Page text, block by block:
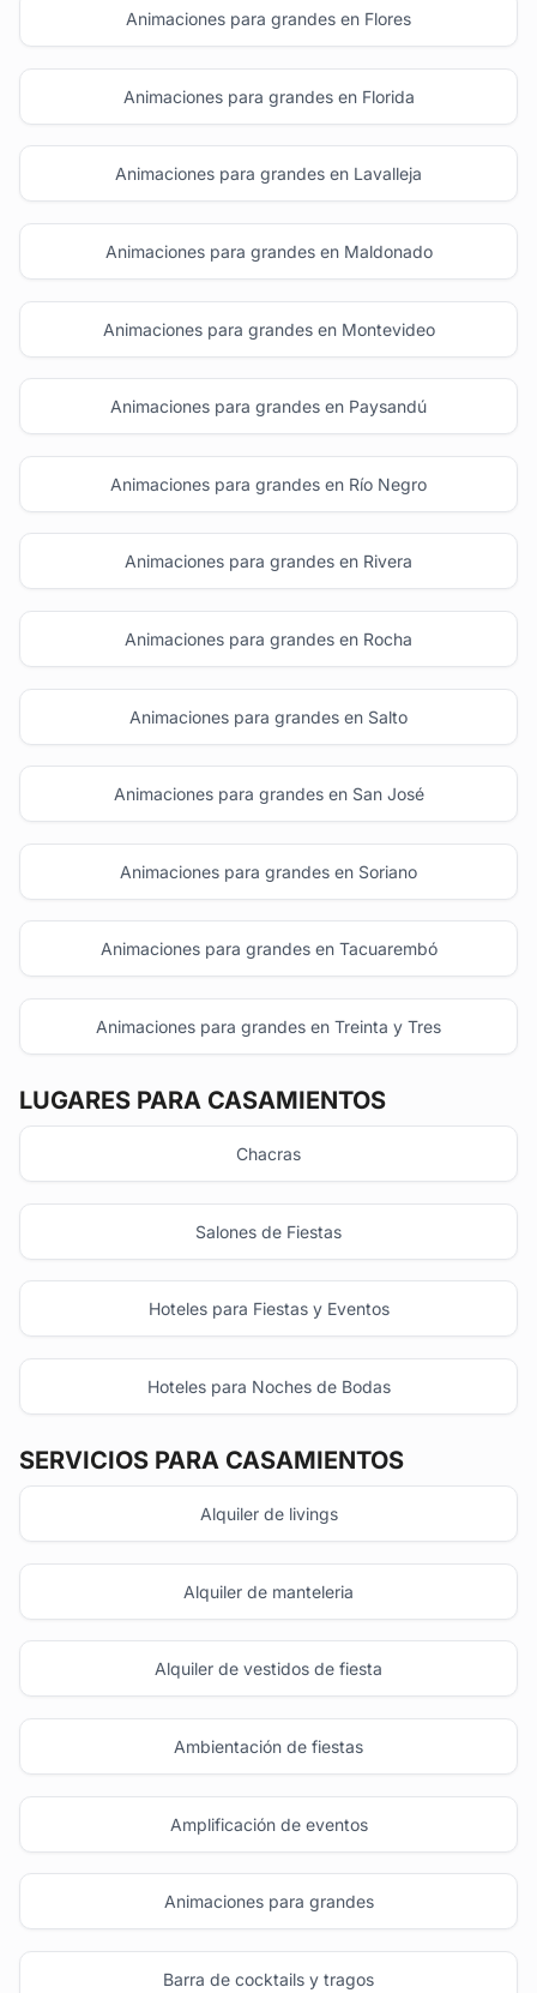
Animaciones para grandes en Flores
Animaciones para grandes en Florida
Animaciones para grandes en Lavalleja
Animaciones para grandes en Maldonado
Animaciones para grandes en Montevideo
Animaciones para grandes en Paysandú
Animaciones para grandes en Río Negro
Animaciones para grandes en Rivera
Animaciones para grandes en Rocha
Animaciones para grandes en Salto
Animaciones para grandes en San José
Animaciones para grandes en Soriano
Animaciones para grandes en Tacuarembó
Animaciones para grandes en Treinta y Tres
LUGARES PARA CASAMIENTOS
Chacras
Salones de Fiestas
Hoteles para Fiestas y Eventos
Hoteles para Noches de Bodas
SERVICIOS PARA CASAMIENTOS
Alquiler de livings
Alquiler de manteleria
Alquiler de vestidos de fiesta
Ambientación de fiestas
Amplificación de eventos
Animaciones para grandes
Barra de cocktails y tragos